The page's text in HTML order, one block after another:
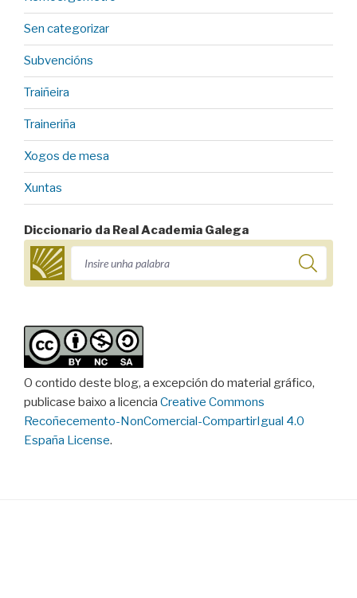
Sen categorizar
Subvencións
Traiñeira
Traineriña
Xogos de mesa
Xuntas
Diccionario da Real Academia Galega
O contido deste blog, a excepción do material gráfico,
publicase baixo a licencia Creative Commons
Recoñecemento-NonComercial-CompartirIgual 4.0
España License.